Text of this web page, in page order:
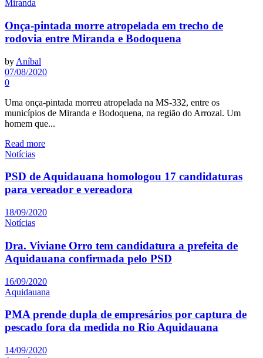
Miranda
Onça-pintada morre atropelada em trecho de
rodovia entre Miranda e Bodoquena
by Aníbal
07/08/2020
0
Uma onça-pintada morreu atropelada na MS-332, entre os
municípios de Miranda e Bodoquena, na região do Arrozal. Um
homem que...
Read more
Notícias
PSD de Aquidauana homologou 17 candidaturas
para vereador e vereadora
18/09/2020
Notícias
Dra. Viviane Orro tem candidatura a prefeita de
Aquidauana confirmada pelo PSD
16/09/2020
Aquidauana
PMA prende dupla de empresários por captura de
pescado fora da medida no Rio Aquidauana
14/09/2020